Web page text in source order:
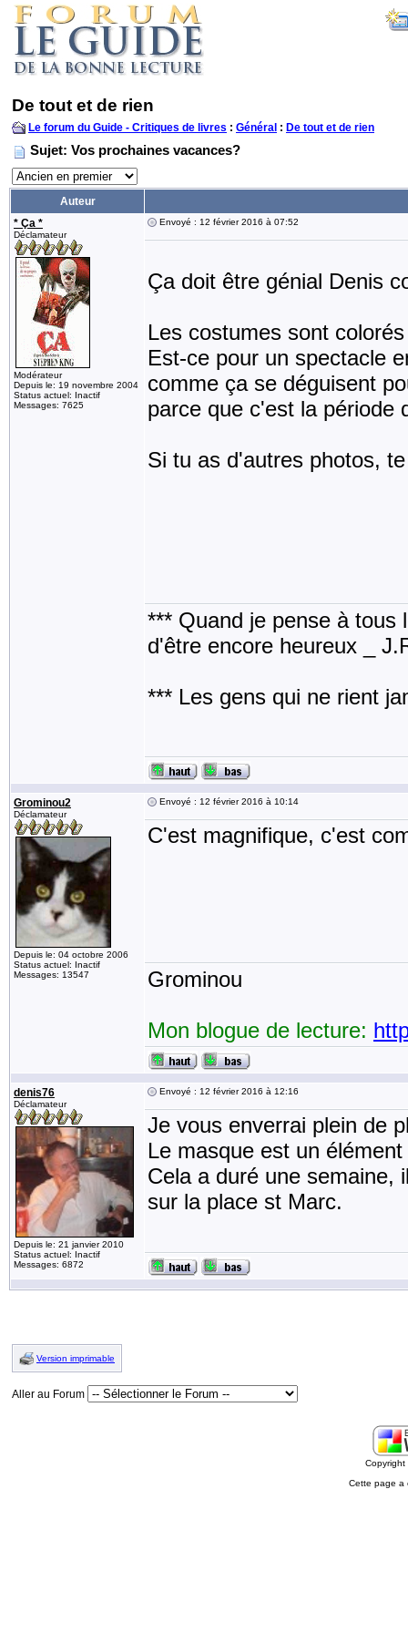
De tout et de rien
Le forum du Guide - Critiques de livres : Général : De tout et de rien
Sujet: Vos prochaines vacances?
Auteur
* Ça *
Déclamateur
Modérateur
Depuis le: 19 novembre 2004
Status actuel: Inactif
Messages: 7625
Envoyé : 12 février 2016 à 07:52
Ça doit être génial Denis
Les costumes sont
Est-ce pour un spectacle
comme ça se déguisent
parce que c'est la période
Si tu as d'autres photos,
*** Quand je pense à tous
d'être encore heureux _
*** Les gens qui ne rient
Grominou2
Déclamateur
Depuis le: 04 octobre 2006
Status actuel: Inactif
Messages: 13547
Envoyé : 12 février 2016 à 10:14
C'est magnifique, c'est
Grominou
Mon blogue de lecture:
denis76
Déclamateur
Depuis le: 21 janvier 2010
Status actuel: Inactif
Messages: 6872
Envoyé : 12 février 2016 à 12:16
Je vous enverrai plein de
Le masque est un
Cela a duré une semaine,
sur la place st Marc.
Version imprimable
Aller au Forum
Cette page a